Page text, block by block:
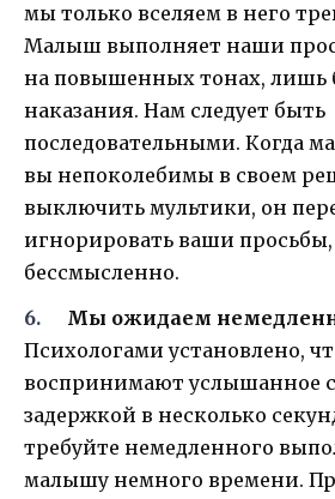
мы только вселяем в него
Малыш выполняет наши
на повышенных тонах, лишь
наказания. Нам следует быть
последовательными. Когда
вы непоколебимы в своем
выключить мультики, он
игнорировать ваши просьбы,
бессмысленно.
Мы ожидаем
Психологами установлено,
воспринимают услышанное
задержкой в несколько
требуйте немедленного
малышу немного времени.